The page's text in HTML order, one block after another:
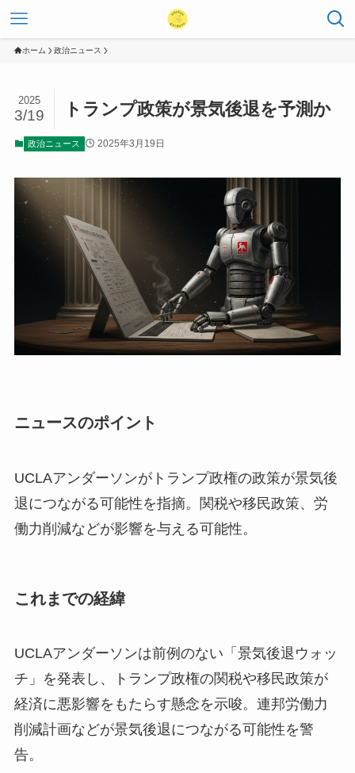
ホーム 政治ニュース
トランプ政策が景気後退を予測か
2025
3/19
政治ニュース 2025年3月19日
ニュースのポイント
UCLAアンダーソンがトランプ政権の政策が景気後
退につながる可能性を指摘。関税や移民政策、労
働力削減などが影響を与える可能性。
これまでの経緯
UCLAアンダーソンは前例のない「景気後退ウォッ
チ」を発表し、トランプ政権の関税や移民政策が
経済に悪影響をもたらす懸念を示唆。連邦労働力
削減計画などが景気後退につながる可能性を警
告。